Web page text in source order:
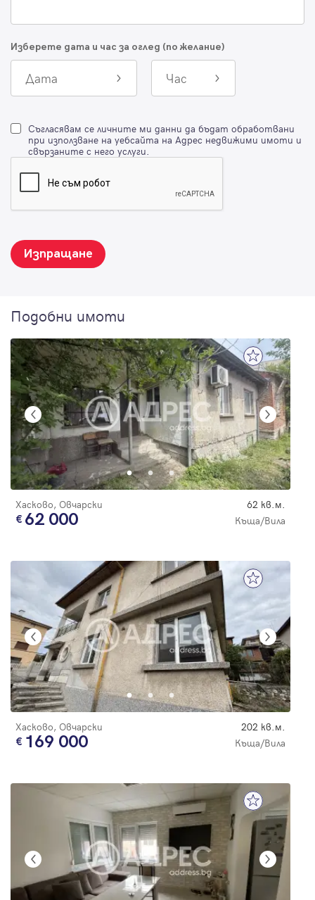
Изберете дата и час за оглед (по желание)
Дата Час
Съгласявам се личните ми данни да бъдат обработвани
при използване на уебсайта на Адрес недвижими имоти и
свързаните с него услуги.
Изпращане
Подобни имоти
Хасково, Овчарски 62 кв.м.
62 000 Къща/Вила
Хасково, Овчарски 202 кв.м.
169 000 Къща/Вила